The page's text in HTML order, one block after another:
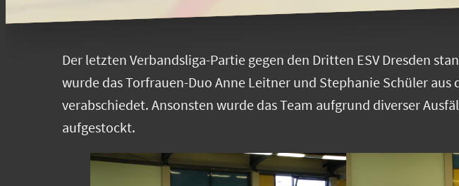
Der letzten Verbandsliga-Partie gegen den Dritten ESV Dresden
wurde das Torfrauen-Duo Anne Leitner und Stephanie Schüler
verabschiedet. Ansonsten wurde das Team aufgrund diverser
aufgestockt.